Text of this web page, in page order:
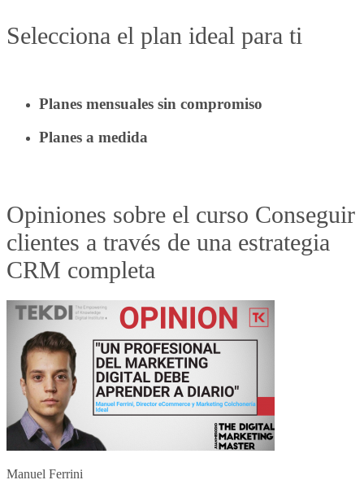
Selecciona el plan ideal para ti
Planes mensuales sin compromiso
Planes a medida
Opiniones sobre el curso Conseguir
clientes a través de una estrategia
CRM completa
Manuel Ferrini